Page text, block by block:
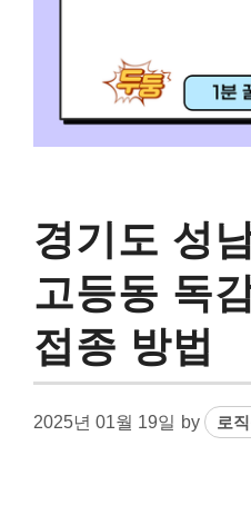
경기도 성
고등동 독
접종 방법
2025년 01월 19일 by 로